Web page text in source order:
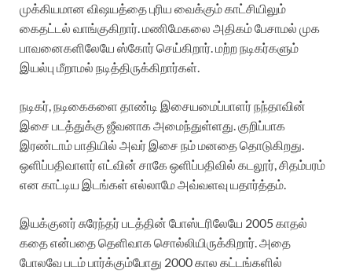
முக்கியமான விஷயத்தை புரிய வைக்கும் காட்சியிலும்
கைதட்டல் வாங்குகிறார். மணிமேகலை அதிகம் பேசாமல் முக
பாவனைகளிலேயே ஸ்கோர் செய்கிறார். மற்ற நடிகர்களும்
இயல்பு மீறாமல் நடித்திருக்கிறார்கள்.
நடிகர், நடிகைகளை தாண்டி இசையமைப்பாளர் நந்தாவின்
இசை படத்துக்கு ஜீவனாக அமைந்துள்ளது. குறிப்பாக
இரண்டாம் பாதியில் அவர் இசை நம் மனதை தொடுகிறது.
ஒளிப்பதிவாளர் எட்வின் சாகே ஒளிப்பதிவில் கடலூர், சிதம்பரம்
என காட்டிய இடங்கள் எல்லாமே அவ்வளவு யதார்த்தம்.
இயக்குனர் சுரேந்தர் படத்தின் போஸ்டரிலேயே 2005 காதல்
கதை என்பதை தெளிவாக சொல்லியிருக்கிறார். அதை
போலவே படம் பார்க்கும்போது 2000 கால கட்டங்களில்